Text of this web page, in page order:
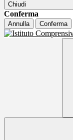
Chiudi
Conferma
Annulla Conferma